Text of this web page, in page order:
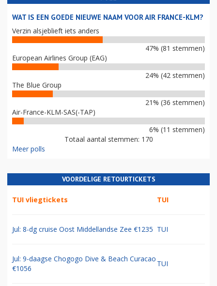
WAT IS EEN GOEDE NIEUWE NAAM VOOR AIR FRANCE-KLM?
Verzin alsjeblieft iets anders
47% (81 stemmen)
European Airlines Group (EAG)
24% (42 stemmen)
The Blue Group
21% (36 stemmen)
Air-France-KLM-SAS(-TAP)
6% (11 stemmen)
Totaal aantal stemmen: 170
Meer polls
VOORDELIGE RETOURTICKETS
TUI vliegtickets TUI
Jul: 8-dg cruise Oost Middellandse Zee €1235 TUI
Jul: 9-daagse Chogogo Dive & Beach Curacao
€1056
TUI